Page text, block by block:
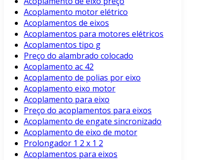
Acoplamento motor elétrico
Acoplamentos de eixos
Acoplamentos para motores elétricos
Acoplamentos tipo g
Preço do alambrado colocado
Acoplamento ac 42
Acoplamento de polias por eixo
Acoplamento eixo motor
Acoplamento para eixo
Preço do acoplamentos para eixos
Acoplamento de engate sincronizado
Acoplamento de eixo de motor
Prolongador 1 2 x 1 2
Acoplamentos para eixos